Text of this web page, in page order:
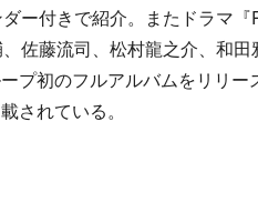
ー付きで紹介。またドラマ
佐藤流司、松村龍之介、和
プ初のフルアルバムをリリ
されている。